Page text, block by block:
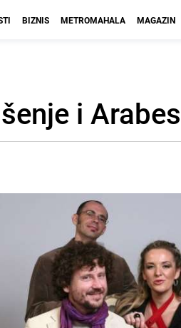
BIZNIS METROMAHALA MAGAZIN
i